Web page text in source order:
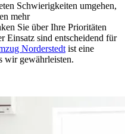
Schwierigkeiten umgehen,
mehr
Sie über Ihre Prioritäten
Einsatz sind entscheidend für
Norderstedt ist eine
wir gewährleisten.